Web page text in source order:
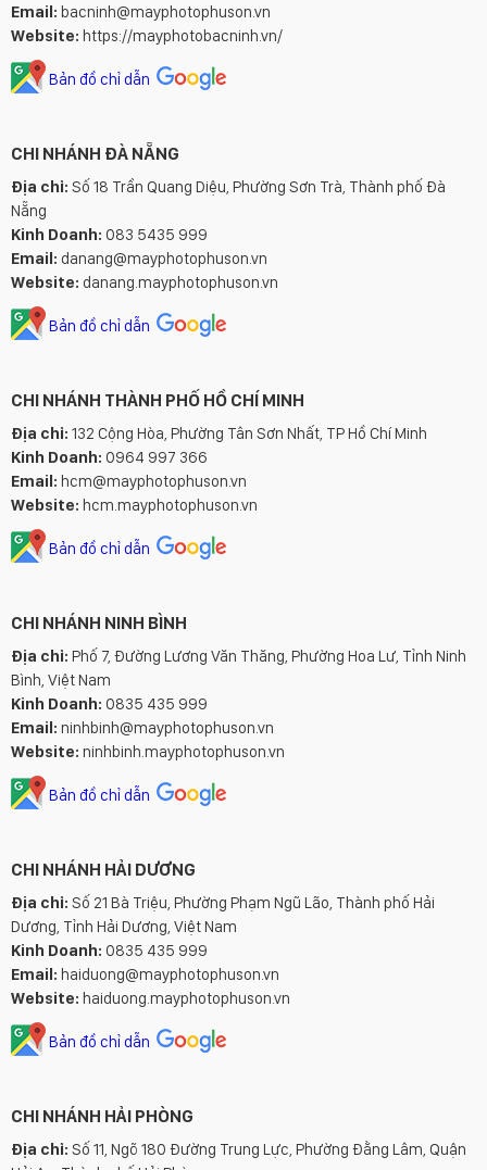
Email: bacninh@mayphotophuson.vn
Website: https://mayphotobacninh.vn/
Bản đồ chỉ dẫn
CHI NHÁNH ĐÀ NẴNG
Địa chỉ: Số 18 Trần Quang Diệu, Phường Sơn Trà, Thành phố Đà
Nẵng
Kinh Doanh: 083 5435 999
Email: danang@mayphotophuson.vn
Website: danang.mayphotophuson.vn
Bản đồ chỉ dẫn
CHI NHÁNH THÀNH PHỐ HỒ CHÍ MINH
Địa chỉ: 132 Cộng Hòa, Phường Tân Sơn Nhất, TP Hồ Chí Minh
Kinh Doanh: 0964 997 366
Email: hcm@mayphotophuson.vn
Website: hcm.mayphotophuson.vn
Bản đồ chỉ dẫn
CHI NHÁNH NINH BÌNH
Địa chỉ: Phố 7, Đường Lương Văn Thăng, Phường Hoa Lư, Tỉnh Ninh
Bình, Việt Nam
Kinh Doanh: 0835 435 999
Email: ninhbinh@mayphotophuson.vn
Website: ninhbinh.mayphotophuson.vn
Bản đồ chỉ dẫn
CHI NHÁNH HẢI DƯƠNG
Địa chỉ: Số 21 Bà Triệu, Phường Phạm Ngũ Lão, Thành phố Hải
Dương, Tỉnh Hải Dương, Việt Nam
Kinh Doanh: 0835 435 999
Email: haiduong@mayphotophuson.vn
Website: haiduong.mayphotophuson.vn
Bản đồ chỉ dẫn
CHI NHÁNH HẢI PHÒNG
Địa chỉ: Số 11, Ngõ 180 Đường Trung Lực, Phường Đằng Lâm, Quận